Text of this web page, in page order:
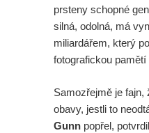
prsteny schopné
silná, odolná, má
miliardářem, který
fotografickou
Samozřejmě je
obavy, jestli to
Gunn popřel,